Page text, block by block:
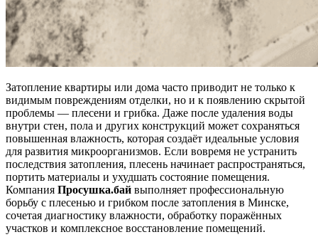
Затопление квартиры или дома часто приводит не только к
видимым повреждениям отделки, но и к появлению скрытой
проблемы — плесени и грибка. Даже после удаления воды
внутри стен, пола и других конструкций может сохраняться
повышенная влажность, которая создаёт идеальные условия
для развития микроорганизмов. Если вовремя не устранить
последствия затопления, плесень начинает распространяться,
портить материалы и ухудшать состояние помещения.
Компания Просушка.бай выполняет профессиональную
борьбу с плесенью и грибком после затопления в Минске,
сочетая диагностику влажности, обработку поражённых
участков и комплексное восстановление помещений.